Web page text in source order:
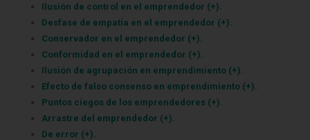
Ilusión de control en el emprendedor (+).
Desfase de empatía en el emprendedor (+).
Conservador en el emprendedor (+).
Conformidad en el emprendedor (+).
Ilusión de agrupación en emprendimiento (+).
Efecto de falso consenso en emprendimiento (+).
Puntos ciegos de los emprendedores (+).
Arrastre del emprendedor (+).
De error (+).